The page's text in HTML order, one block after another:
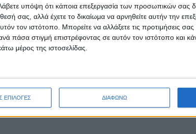
υπόψη ότι κάποια επεξεργασία των προσωπικών σας
σας, αλλά έχετε το δικαίωμα να αρνηθείτε αυτήν την
τον ιστότοπο. Μπορείτε να αλλάξετε τις προτιμήσεις
πάσα στιγμή επιστρέφοντας σε αυτόν τον ιστότοπο και
μέρος της ιστοσελίδας.
ΕΠΙΛΟΓΕΣ ΔΙΑΦΩΝΩ
Δέκα νέες
για το εκπαιδευτικό
2027
Αυγούστου, 2026
ΕΠΙΚΑΙΡΟΤΗΤΑ
Ζάκυνθος: Τι
τους 8 βιασμούς
«Μόνο 3